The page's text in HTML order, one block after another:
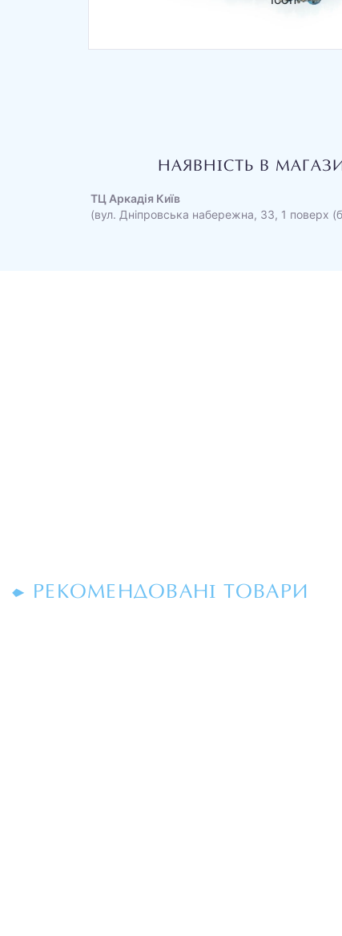
НАЯВНІСТЬ В
ТЦ Аркадія Київ
(вул. Дніпровська набережна, 33, 1 поверх
РЕКОМЕНДОВАНІ ТОВАРИ